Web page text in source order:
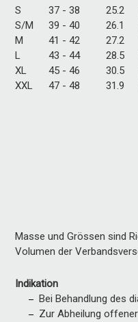
S
37 - 38 25.2
S/M
39 - 40 26.1
M
41 - 42 27.2
L
43 - 44 28.5
XL
45 - 46 30.5
XXL
47 - 48 31.9
Masse und Grössen sind
Volumen der
Indikation
Bei Behandlung des
Zur Abheilung